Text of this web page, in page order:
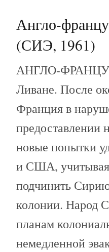
Англо-
(СИЭ, 1961)
АНГЛО-
Ливане. После
Франция в
предоставлении
новые попытки
и США, учитывая
подчинить
колонии. Народ
планам
немедленной